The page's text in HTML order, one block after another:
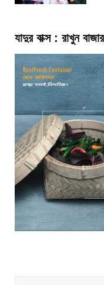
যাদুর বাক্স : রাখুন